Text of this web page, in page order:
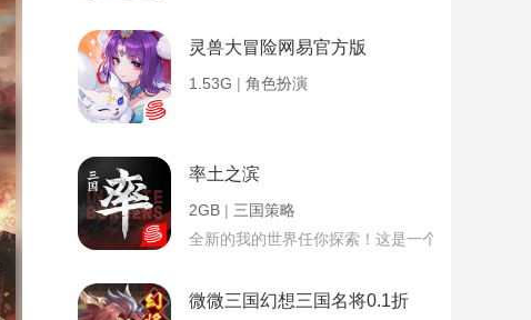
灵兽大冒险网易官方版
1.53G | 角色扮演
率土之滨
2GB | 三国策略
全新的我的世界任你探索！这是一个小提示字段。
微微三国幻想三国名将0.1折